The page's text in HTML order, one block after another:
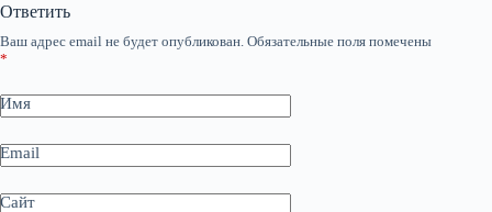
Ответить
Ваш адрес email не будет опубликован. Обязательные поля помечены
*
Имя
Email
Сайт